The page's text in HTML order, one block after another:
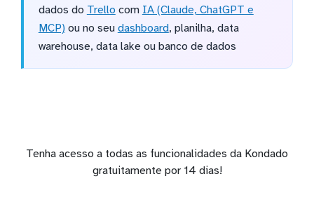
dados do Trello com IA (Claude, ChatGPT e
MCP)ou no seu dashboard, planilha, data
warehouse, data lake ou banco de dados
Tenha acesso a todas as funcionalidades da Kondado
gratuitamente por 14 dias!